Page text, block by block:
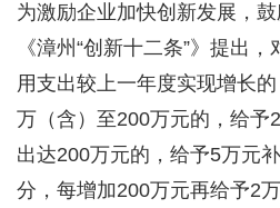
为激励企业加快创新发展，
《漳州“创新十二条”》提出
用支出较上一年度实现增长
万（含）至200万元的，给予
出达200万元的，给予5万元
分，每增加200万元再给予2